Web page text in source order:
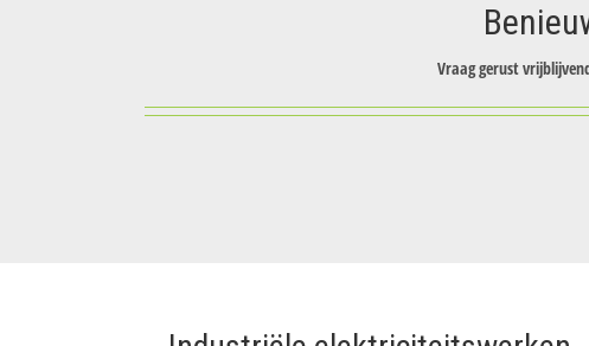
Vraag gerust